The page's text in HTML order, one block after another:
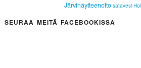
Järvinäytteenotto satavesi
SEURAA MEITÄ FACEBOOKISSA